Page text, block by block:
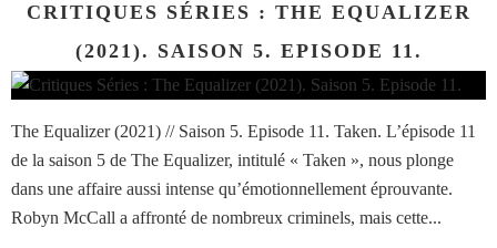
CRITIQUES SÉRIES : THE EQUALIZER
(2021). SAISON 5. EPISODE 11.
The Equalizer (2021) // Saison 5. Episode 11. Taken. L’épisode 11
de la saison 5 de The Equalizer, intitulé « Taken », nous plonge
dans une affaire aussi intense qu’émotionnellement éprouvante.
Robyn McCall a affronté de nombreux criminels, mais cette...